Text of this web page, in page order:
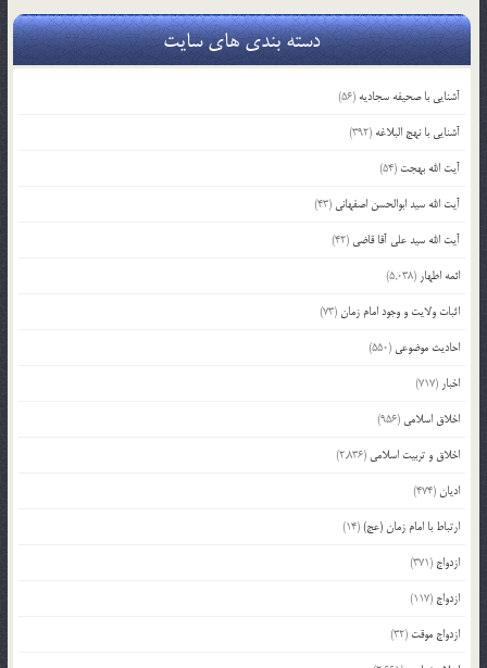
دسته بندی های سایت
آشنایی با صحیفه سجادیه (56)
آشنایی با نهج البلاغه (392)
آیت الله بهجت (54)
آیت الله سید ابوالحسن اصفهانی (43)
آیت الله سید علی آقا قاضی (42)
ائمه اطهار (5,038)
اثبات ولایت و وجود امام زمان(73)
احادیث موضوعی (550)
اخبار (717)
اخلاق اسلامی (956)
اخلاق و تربیت اسلامی (2,836)
ادیان(474)
ارتباط با امام زمان (عج)(14)
ازدواج (371)
ازدواج (117)
ازدواج موقت (32)